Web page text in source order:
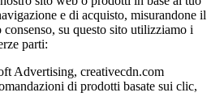
e di acquisto, misurandone il
consenso, su questo sito utilizziamo i
parti:
Advertising, creativecdn.com
di prodotti basate sui clic,